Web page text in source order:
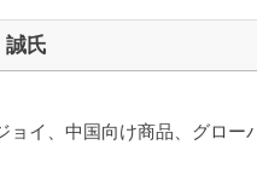
氏
イ、中国向け商品、グロー